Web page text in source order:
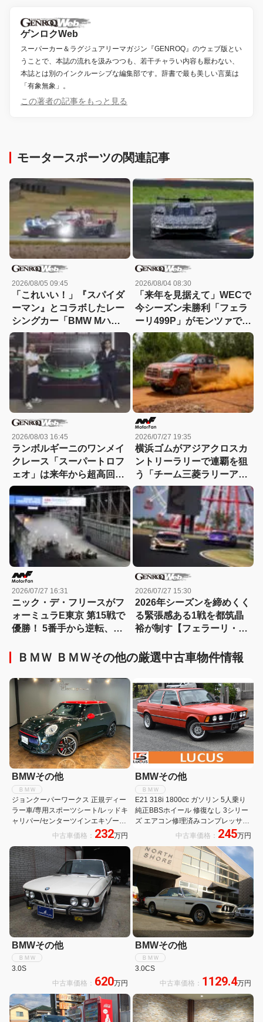
ゲンロクWeb
スーパーカー＆ラグジュアリーマガジン『GENROQ』のウェブ版とい
うことで、本誌の流れを汲みつつも、若干チャラい内容も厭わない、
本誌とは別のインクルーシブな編集部です。辞書で最も美しい言葉は
「有象無象」。
この著者の記事をもっと見る
モータースポーツの関連記事
2026/08/05 09:45
「これいい！」『スパイダ
ーマン』とコラボしたレー
シングカー「BMW Mハイ
ブリッドV8」が登場【動
画】
2026/08/04 08:30
「来年を見据えて」WECで
今シーズン未勝利「フェラ
ーリ499P」がモンツァで改
良型のテストを実施
2026/08/03 16:45
ランボルギーニのワンメイ
クレース「スーパートロフ
ェオ」は来年から超高回転
エンジンの「テメラリオ」
で
2026/07/27 19:35
横浜ゴムがアジアクロスカ
ントリーラリーで連覇を狙
う「チーム三菱ラリーアー
ト」など12チームに「ジオ
ランダー」を供給
2026/07/27 16:31
ニック・デ・フリースがフ
ォーミュラE東京 第15戦で
優勝！ 5番手から逆転、タ
戦へ
2026/07/27 15:30
2026年シーズンを締めくく
る緊張感ある1戦を都筑晶
裕が制す【フェラーリ・チ
ＢＭＷ ＢＭＷその他の厳選中古車物件情報
BMWその他
ＢＭＷ
ジョンクーパーワークス 正規ディー
ラー車/専用スポーツシート/レッドキ
ャリパー/センターツインエキゾース
ト/リアスポイラー/メーカーナビ/Bカ
中古車価格： 232万円
BMWその他
ＢＭＷ
E21 318i 1800cc ガソリン 5人乗り
純正BBSホイール 修復なし 3シリー
ズ エアコン修理済みコンプレッサー
新品 コンデンサー洗浄 パワーウィン
中古車価格： 245万円
BMWその他
ＢＭＷ
3.0S
中古車価格： 620万円
BMWその他
ＢＭＷ
3.0CS
中古車価格： 1129.4万円